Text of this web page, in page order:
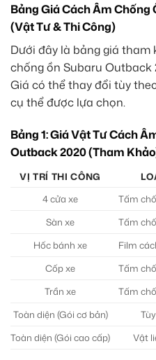
Bảng Giá Cách Âm
(Vật Tư & Thi Công)
Dưới đây là bảng giá
chống ồn Subaru
Giá có thể thay đổi tùy
cụ thể được lựa chọn.
Bảng 1: Giá Vật Tư Cách
Outback 2020 (Tham
VỊ TRÍ THI CÔNG
4 cửa xe
Tấm
Sàn xe
Tấm
Hốc bánh xe
Film
Cốp xe
Tấm
Trần xe
Tấm
Toàn diện (Gói cơ bản)
Toàn diện (Gói cao cấp)
Vật